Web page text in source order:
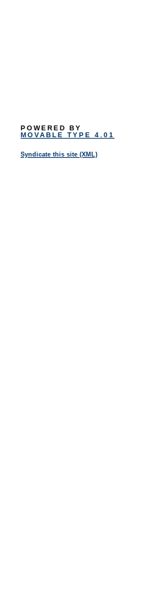
POWERED BY
MOVABLE TYPE 4.01
Syndicate this site (XML)